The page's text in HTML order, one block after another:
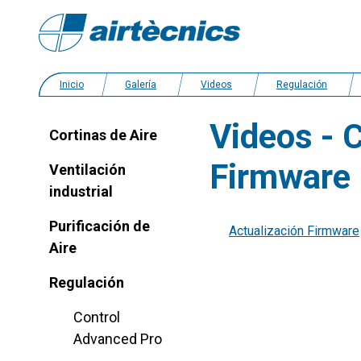
Inicio Galería Videos Regulación
Cortinas de Aire
Ventilación
industrial
Purificación de
Aire
Regulación
Control
Advanced Pro
Videos -
Firmware
Actualización Firmware